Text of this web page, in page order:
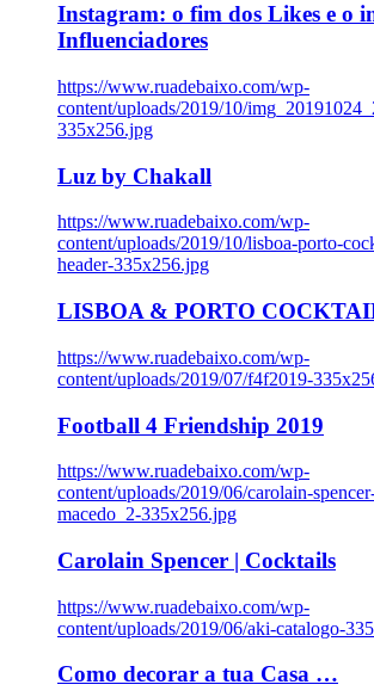
Instagram: o fim dos Likes e o
Influenciadores
https://www.ruadebaixo.com/wp-
content/uploads/2019/10/
335x256.jpg
Luz by Chakall
https://www.ruadebaixo.com/wp-
content/uploads/2019/10/lisboa-porto-
header-335x256.jpg
LISBOA & PORTO
https://www.ruadebaixo.com/wp-
content/uploads/2019/07/f4f2019-
Football 4 Friendship 2019
https://www.ruadebaixo.com/wp-
content/uploads/2019/06/carolain-
macedo_2-335x256.jpg
Carolain Spencer | Cocktails
https://www.ruadebaixo.com/wp-
content/uploads/2019/06/aki-catalogo-
Como decorar a tua Casa …